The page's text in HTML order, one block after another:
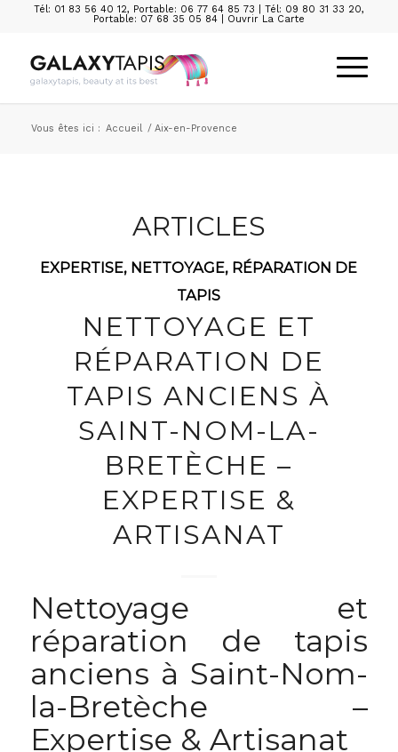
Tél: 01 83 56 40 12, Portable: 06 77 64 85 73 Tél: 09 80 31 33 20,
Portable: 07 68 35 05 84| Ouvrir La Carte
Vous êtes ici : Accueil / Aix-en-Provence
ARTICLES
EXPERTISE, NETTOYAGE, RÉPARATION DE
TAPIS
NETTOYAGE ET
RÉPARATION DE
TAPIS ANCIENS À
SAINT-NOM-LA-
BRETÈCHE –
EXPERTISE &
ARTISANAT
Nettoyage et
réparation de tapis
anciens à Saint-Nom-
la-Bretèche –
Expertise & Artisanat